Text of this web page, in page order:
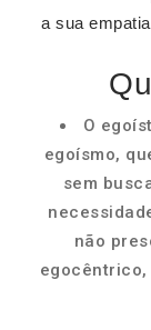
a sua
O
egoísmo,
sem
não